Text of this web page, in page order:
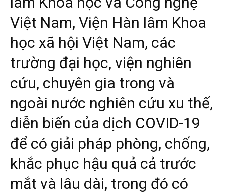
Việt Nam, Viện Hàn lâm Khoa
học xã hội Việt Nam, các
trường đại học, viện nghiên
cứu, chuyên gia trong và
ngoài nước nghiên cứu xu thế,
diễn biến của dịch COVID-19
để có giải pháp phòng, chống,
khắc phục hậu quả cả trước
mắt và lâu dài, trong đó có